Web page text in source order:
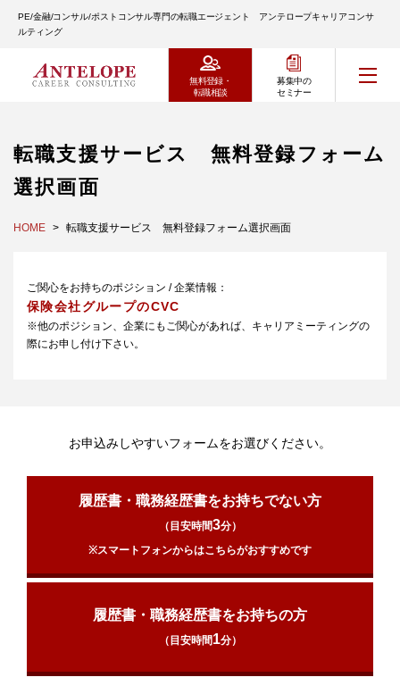
PE/金融/コンサル/ポストコンサル専門の転職エージェント アンテロープキャリアコンサ
ルティング
無料登録・
転職相談
募集中の
セミナー
転職支援サービス 無料登録フォーム
選択画面
HOME 転職支援サービス 無料登録フォーム選択画面
ご関心をお持ちのポジション / 企業情報：
保険会社グループのCVC
※他のポジション、企業にもご関心があれば、キャリアミーティングの
際にお申し付け下さい。
お申込みしやすいフォームをお選びください。
履歴書・職務経歴書をお持ちでない方
（目安時間3分）
※スマートフォンからはこちらがおすすめです
履歴書・職務経歴書をお持ちの方
（目安時間1分）